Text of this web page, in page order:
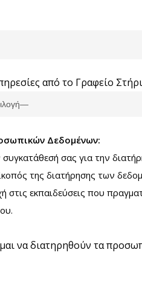
από το Γραφείο
Δεδομένων:
συγκατάθεσή σας για την
της διατήρησης των
στις εκπαιδεύσεις που
να διατηρηθούν τα